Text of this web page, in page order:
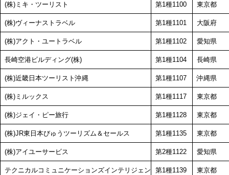
(株)ミキ・ツーリスト 第1種1100 東京都
(株)ヴィーナストラベル 第1種1101 大阪府
(株)アクト・ユートラベル 第1種1102 愛知県
長崎空港ビルディング(株) 第1種1104 長崎県
(株)近畿日本ツーリスト沖縄 第1種1107 沖縄県
(株)ミルックス 第1種1117 東京都
(株)ジェイ・ピー旅行 第1種1128 東京都
(株)JR東日本びゅうツーリズム＆セールス 第1種1135 東京都
(株)アイユーサービス 第2種1122 愛知県
テクニカルコミュニケーションズインテリジェントジャパン(株)
第1種1139 東京都